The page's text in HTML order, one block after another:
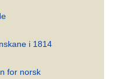
i 1814
for norsk